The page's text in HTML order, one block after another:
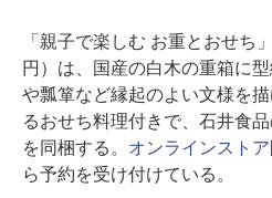
「親子で楽しむ お重とおせち
円）は、国産の白木の重箱に
や瓢箪など縁起のよい文様を
るおせち料理付きで、石井食
を同梱する。 オンラインスト
ら予約を受け付けている。